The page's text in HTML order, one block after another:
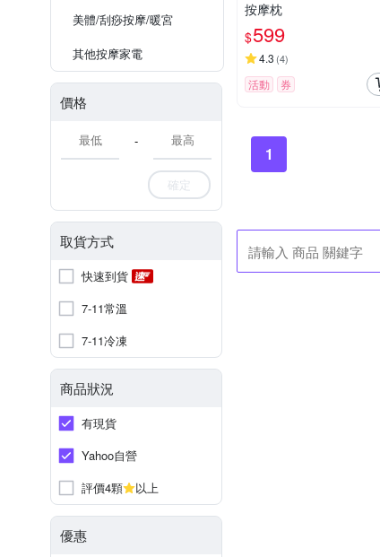
美體/刮痧按摩/暖宮
其他按摩家電
價格
-
確定
取貨方式
快速到貨
7-11常溫
7-11冷凍
商品狀況
有現貨
Yahoo自營
評價4顆
以上
優惠
按摩枕
$599
4.3 (4)
活動 券
1